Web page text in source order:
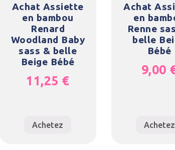
Achat Assiette
en bambou
Renard
Woodland Baby
sass & belle
Beige Bébé
11,25 €
Achetez
Achat
en
Renne
belle
Bébé
9,00
Achetez